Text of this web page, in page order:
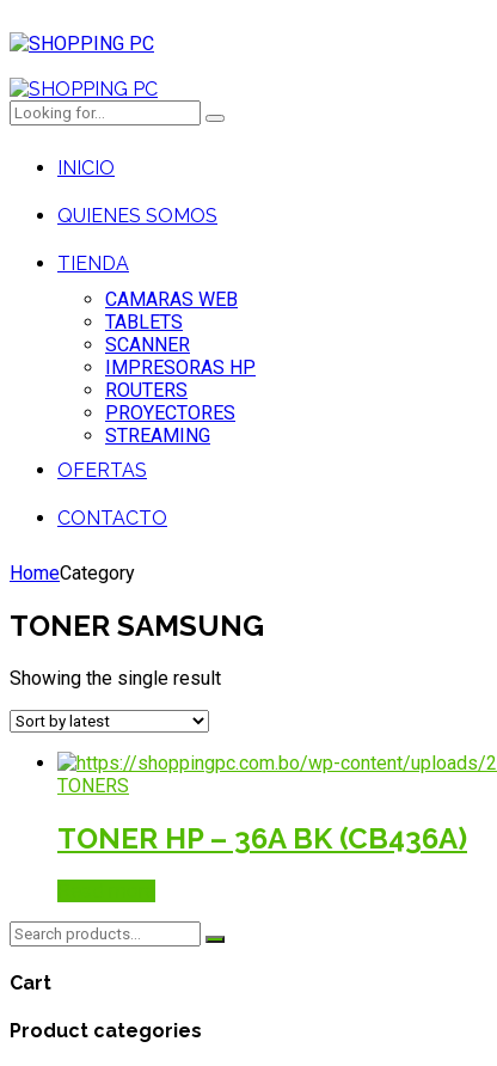
INICIO
QUIENES SOMOS
TIENDA
CAMARAS WEB
TABLETS
SCANNER
IMPRESORAS HP
ROUTERS
PROYECTORES
STREAMING
OFERTAS
CONTACTO
HomeCategory
TONER SAMSUNG
Showing the single result
TONERS
TONER HP – 36A BK (CB436A)
Search
for:
Cart
Product categories